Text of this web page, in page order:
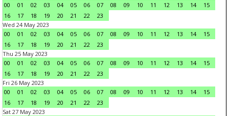
00
01 02 03 04 05 06 07 08 09 10 11 12 13 14
15
16
17 18 19 20 21 22
23
Wed 24 May 2023
00
01 02 03 04 05 06 07 08 09 10 11 12 13 14
15
16
17 18 19 20 21 22
23
Thu 25 May 2023
00
01 02 03 04 05 06 07 08 09 10 11 12 13 14
15
16
17 18 19 20 21 22
23
Fri 26 May 2023
00
01 02 03 04 05 06 07 08 09 10 11 12 13 14
15
16
17 18 19 20 21 22
23
Sat 27 May 2023